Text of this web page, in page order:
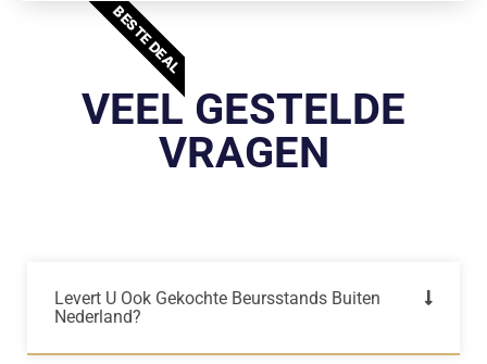
BESTE DEAL
VEEL GESTELDE
VRAGEN
Levert U Ook Gekochte Beursstands Buiten
Nederland?